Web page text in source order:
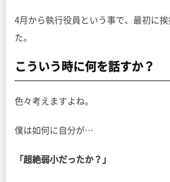
4月から執行役員という事で、最初に
た。
こういう時に何を話すか？
色々考えますよね。
僕は如何に自分が…
「超絶弱小だったか？」